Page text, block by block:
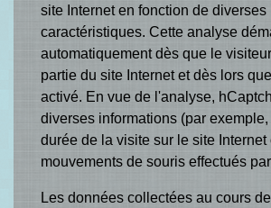
site Internet en fonction de diverses
caractéristiques. Cette analyse
automatiquement dès que le
partie du site Internet et dès lors
activé. En vue de l'analyse,
diverses informations (par exemple,
durée de la visite sur le site Internet
mouvements de souris effectués
Les données collectées au cours